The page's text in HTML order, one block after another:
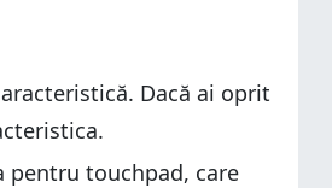
Dacă ai oprit
pentru touchpad, care